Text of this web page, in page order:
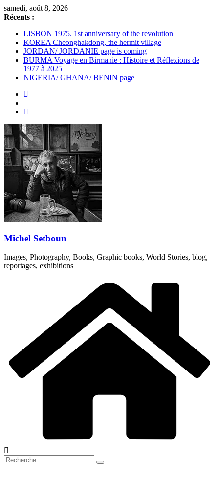
Passer
au
samedi, août 8, 2026
Récents :
LISBON 1975. 1st anniversary of the revolution
KOREA Cheonghakdong, the hermit village
JORDAN/ JORDANIE page is coming
BURMA Voyage en Birmanie : Histoire et Réflexions de
1977 à 2025
NIGERIA/ GHANA/ BENIN page
Michel Setboun
Images, Photography, Books, Graphic books, World Stories, blog,
reportages, exhibitions